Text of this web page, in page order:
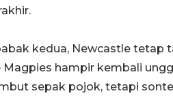
kedua, Newcastle tetap
Magpies hampir kembali
sepak pojok, tetapi